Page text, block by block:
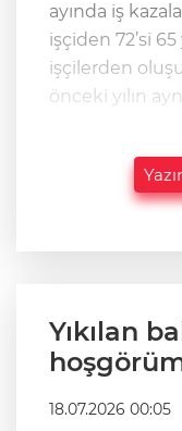
ayında iş
işçiden 72’si
işçilerden
önceki yılın
Yıkılan
18.07.2026 00:05